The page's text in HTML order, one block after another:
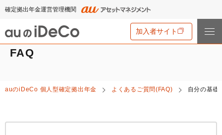
確定拠出年金運営管理機関
加入者サイト
FAQ
auのiDeCo 個人型確定拠出年金 よくあるご質問(FAQ) 自分の基礎